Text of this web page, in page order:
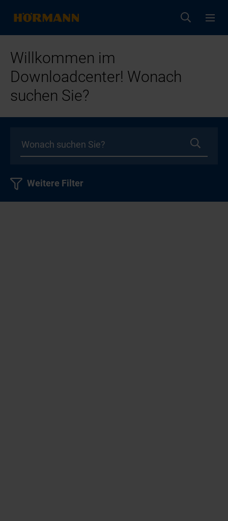
Willkommen im
Downloadcenter! Wonach
suchen Sie?
Weitere Filter